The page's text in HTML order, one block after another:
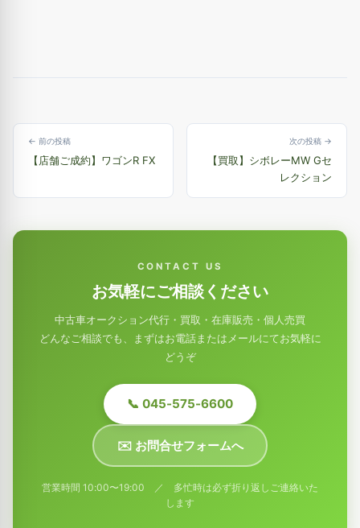
← 前の投稿
【店舗ご成約】ワゴンR FX
次の投稿 →
【買取】シボレーMW Gセ
レクション
CONTACT US
お気軽にご相談ください
中古車オークション代行・買取・在庫販売・個人売買
どんなご相談でも、まずはお電話またはメールにてお気軽に
どうぞ
📞 045-575-6600
✉️ お問合せフォームへ
営業時間 10:00〜19:00 ／ 多忙時は必ず折り返しご連絡いた
します